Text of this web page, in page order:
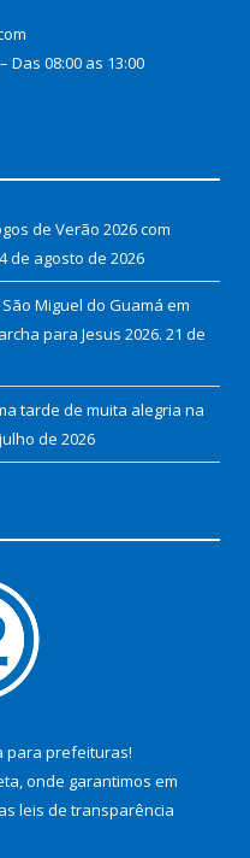
Das 08:00 as 13:00
de Verão 2026 com
4 de agosto de 2026
Miguel do Guamá em
para Jesus 2026. 21 de
tarde de muita alegria na
de 2026
para prefeituras!
onde garantimos em
leis de transparência